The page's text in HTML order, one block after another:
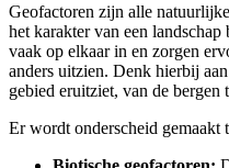
Geofactoren zijn alle
het karakter van een
vaak op elkaar in en zorgen
anders uitzien. Denk hierbij
gebied eruitziet, van de bergen
Er wordt onderscheid gemaakt